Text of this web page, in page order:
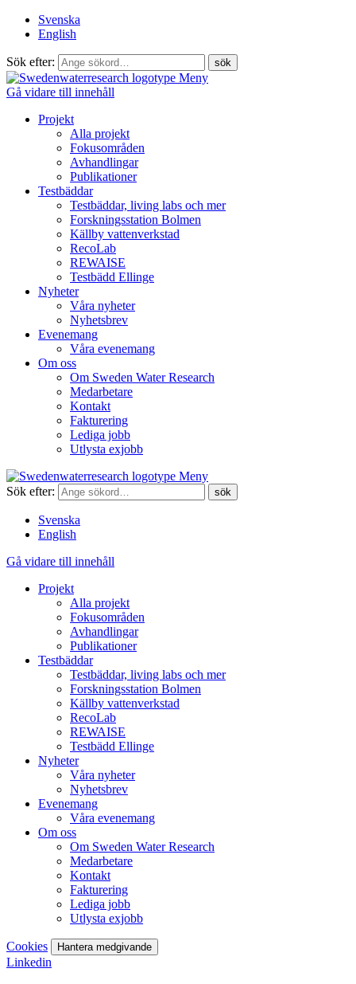
Svenska
English
Sök efter:
Meny
Gå vidare till innehåll
Projekt
Alla projekt
Fokusområden
Avhandlingar
Publikationer
Testbäddar
Testbäddar, living labs och mer
Forskningsstation Bolmen
Källby vattenverkstad
RecoLab
REWAISE
Testbädd Ellinge
Nyheter
Våra nyheter
Nyhetsbrev
Evenemang
Våra evenemang
Om oss
Om Sweden Water Research
Medarbetare
Kontakt
Fakturering
Lediga jobb
Utlysta exjobb
Meny
Sök efter:
Svenska
English
Gå vidare till innehåll
Projekt
Alla projekt
Fokusområden
Avhandlingar
Publikationer
Testbäddar
Testbäddar, living labs och mer
Forskningsstation Bolmen
Källby vattenverkstad
RecoLab
REWAISE
Testbädd Ellinge
Nyheter
Våra nyheter
Nyhetsbrev
Evenemang
Våra evenemang
Om oss
Om Sweden Water Research
Medarbetare
Kontakt
Fakturering
Lediga jobb
Utlysta exjobb
Cookies Hantera medgivande
Linkedin